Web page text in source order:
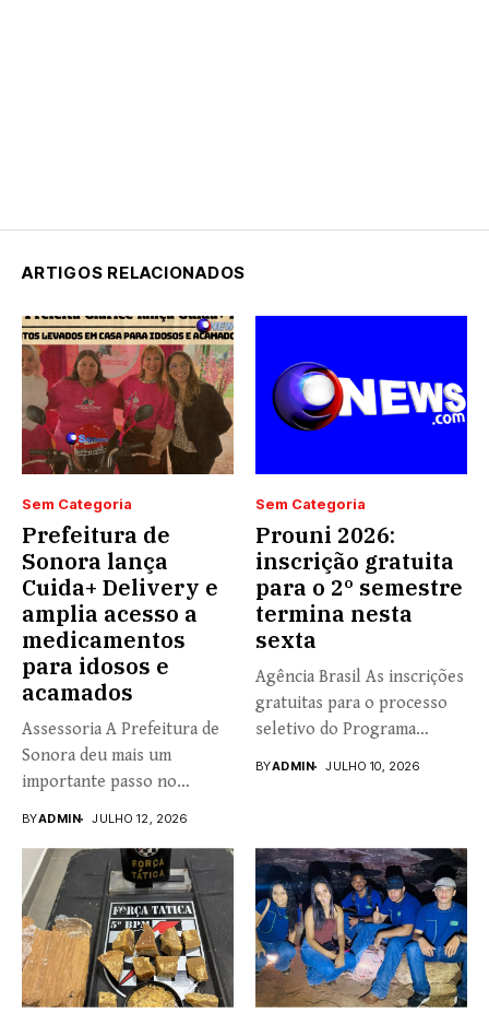
ARTIGOS RELACIONADOS
Sem Categoria
Prefeitura de
Sonora lança
Cuida+ Delivery e
amplia acesso a
medicamentos
para idosos e
acamados
Assessoria A Prefeitura de
Sonora deu mais um
importante passo no
BYADMIN JULHO 12, 2026
Sem Categoria
Prouni 2026:
inscrição gratuita
para o 2º semestre
termina nesta
sexta
Agência Brasil As inscrições
gratuitas para o processo
seletivo do Programa
BYADMIN JULHO 10, 2026